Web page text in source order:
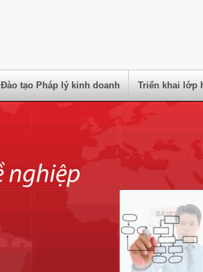
Đào tạo Pháp lý kinh doanh Triển khai lớp